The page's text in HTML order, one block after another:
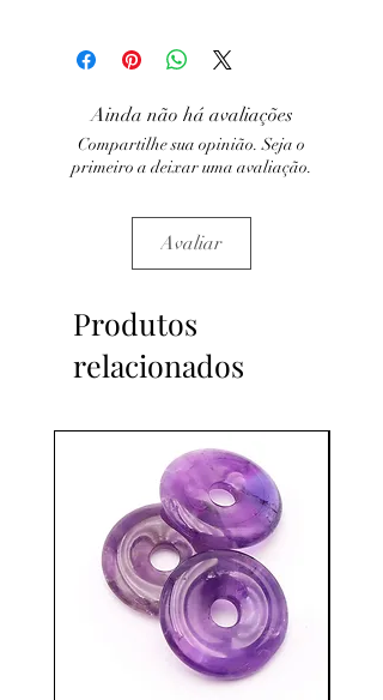
ATTENTION, l'utilisation des
Minéraux en Lithothérapie n'exclut en
médical et la consultation d'un médecin.
C'est un complément
Ainda não há avaliações
Compartilhe sua opinião. Seja o
primeiro a deixar uma avaliação.
Avaliar
Produtos
relacionados